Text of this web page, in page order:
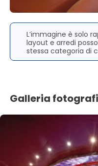
L’immagine è solo
layout e arredi
stessa categoria di
Galleria